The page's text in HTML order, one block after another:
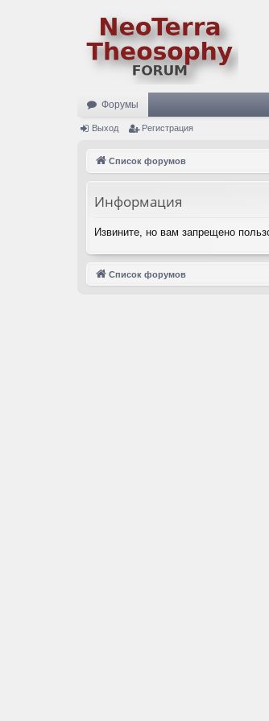
Форумы
Выход Регистрация
Список форумов
Информация
Извините, но вам запрещено
Список форумов